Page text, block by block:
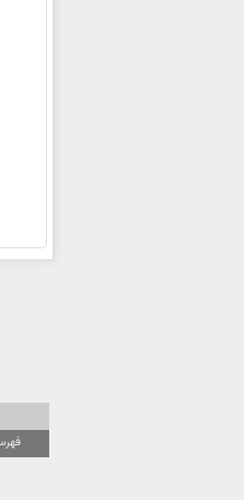
اپل Watch Series 5